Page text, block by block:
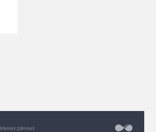
данных Разработка